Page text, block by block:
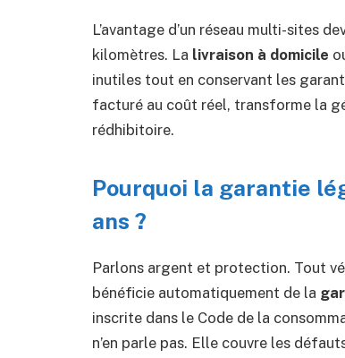
L’avantage d’un réseau multi-sites
kilomètres. La livraison à domicile
inutiles tout en conservant les
facturé au coût réel, transforme la
rédhibitoire.
Pourquoi la garantie
ans ?
Parlons argent et protection. Tout
bénéficie automatiquement de la
inscrite dans le Code de la
n’en parle pas. Elle couvre les